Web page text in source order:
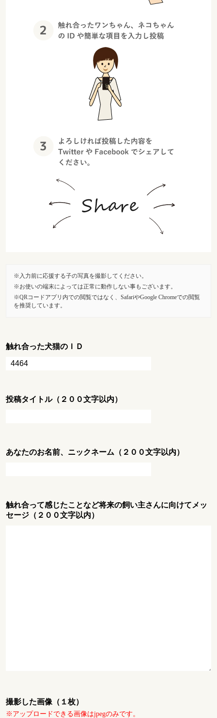
入力前に応援する子の写真を撮影してください。
お使いの端末によっては正常に動作しない事もございます。
QRコードアプリ内での閲覧ではなく、SafariやGoogle Chromeでの閲覧
を推奨しています。
触れ合った犬猫のＩＤ
投稿タイトル（２００文字以内）
あなたのお名前、ニックネーム（２００文字以内）
触れ合って感じたことなど将来の飼い主さんに向けてメッ
セージ（２００文字以内）
撮影した画像（１枚）
※アップロードできる画像はjpegのみです。